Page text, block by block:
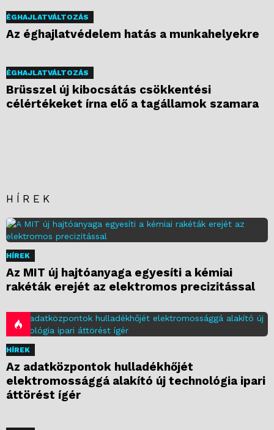
ÉGHAJLATVÁLTOZÁS
Az éghajlatvédelem hatás a munkahelyekre
ÉGHAJLATVÁLTOZÁS
Brüsszel új kibocsátás csökkentési
célértékeket írna elő a tagállamok szamara
HÍREK
HÍREK
Az MIT új hajtóanyaga egyesíti a kémiai
rakéták erejét az elektromos precizitással
HÍREK
Az adatközpontok hulladékhőjét
elektromossággá alakító új technológia ipari
áttörést ígér